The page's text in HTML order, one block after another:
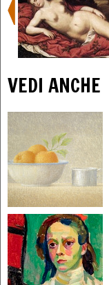
VEDI ANCHE